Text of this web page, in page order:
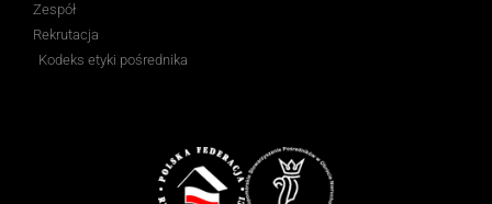
Zespół
Rekrutacja
Kodeks etyki pośrednika